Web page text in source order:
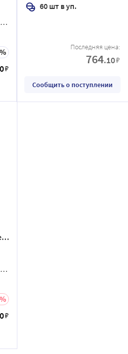
₽
60 шт в уп.
Последняя цена:
764.10₽
Сообщить о поступлении
₽